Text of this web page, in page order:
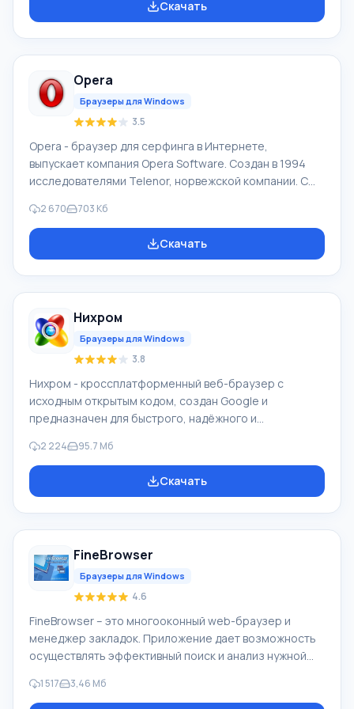
зависимости от желания самого пользователя. Чтобы
Chrome». Текущая версия подойдет практически для
всех версий ОС: Win
Скачать
Opera
Браузеры для Windows
3.5
Opera - браузер для серфинга в Интернете,
выпускает компания Opera Software. Создан в 1994
исследователями Telenor, норвежской компании. С
авторами браузера. Рыночная суммарная доля Opera
Mobile и Opera в 04.2012 составила 2,3%. У браузера
Opera высокая скорость работы, он совместимый с
в окне) и функции масштабировани
2 670 703 Кб
Скачать
Нихром
Браузеры для Windows
3.8
Нихром - кроссплатформенный веб-браузер с
исходным открытым кодом, создан Google и
предназначен для быстрого, надёжного и
платформа для веб-приложения. На основе Chromium
создали Google Chrome, и ряд иных веб-
обозревателей. Возможности браузера Нихром
уступает знаменитому Google Chrome. Название он
получил не случайно. Создатели р
2 224 95.7 Мб
Скачать
FineBrowser
Браузеры для Windows
4.6
FineBrowser – это многооконный web-браузер и
менеджер закладок. Приложение дает возможность
осуществлять эффективный поиск и анализ нужной
Интернету максимально удобными. Вы можете
1 517 3,46 Мб